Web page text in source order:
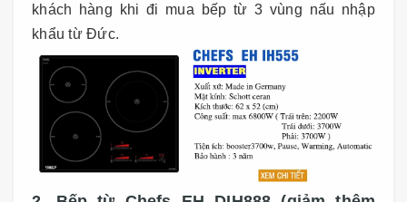
khách hàng khi đi mua bếp từ 3 vùng nấu nhập
khẩu từ Đức.